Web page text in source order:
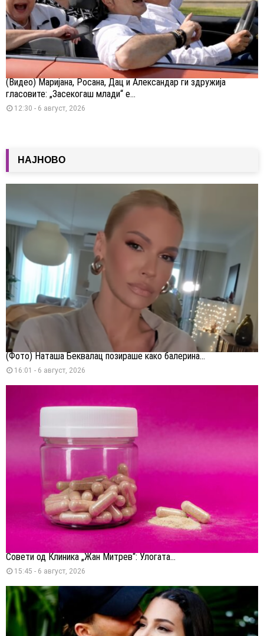
(Видео) Маријана, Росана, Дац и Александар ги здружија
гласовите: „Засекогаш млади“ е...
12:30 - 6 август, 2026
НАЈНОВО
(Фото) Наташа Беквалац позираше како балерина...
16:01 - 6 август, 2026
Совети од Клиника „Жан Митрев“: Улогата...
15:45 - 6 август, 2026